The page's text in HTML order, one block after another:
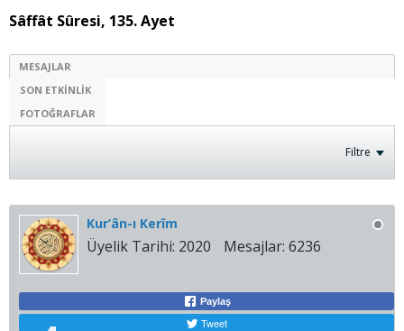
Sâffât Sûresi, 135. Ayet
MESAJLAR
SON ETKINLIK
FOTOĞRAFLAR
Filtre
Kur’ân-ı Kerîm
Üyelik Tarihi: 2020 Mesajlar: 6236
Paylaş
Tweet